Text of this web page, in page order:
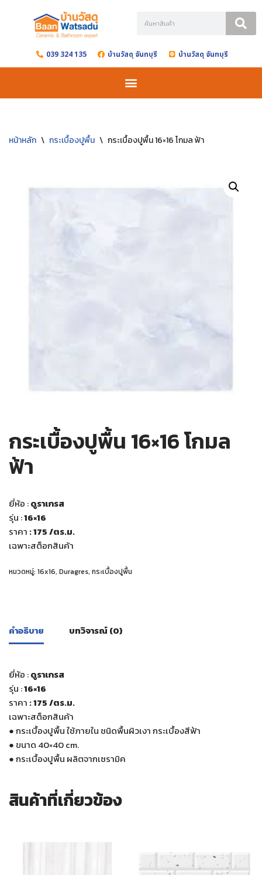
content 039 324 135 บ้านวัสดุ จันทบุรี บ้านวัสดุ จันทบุรี
หน้าหลัก \ กระเบื้องปูพื้น \ กระเบื้องปูพื้น 16×16 โกมล ฟ้า
กระเบื้องปูพื้น 16×16 โกมล
ฟ้า
ยี่ห้อ :ดูราเกรส
รุ่น :16×16
ราคา : 175/ตร.ม.
เฉพาะสต็อกสินค้า
หมวดหมู่: 16x16, Duragres, กระเบื้องปูพื้น
คำอธิบาย บทวิจารณ์ (0)
ยี่ห้อ :ดูราเกรส
รุ่น :16×16
ราคา : 175/ตร.ม.
เฉพาะสต็อกสินค้า
●กระเบื้องปูพื้น ใช้ภายใน ชนิดพื้นผิวเงา กระเบื้องสีฟ้า
● ขนาด 40×40 cm.
●กระเบื้องปูพื้น ผลิตจากเซรามิค
สินค้าที่เกี่ยวข้อง